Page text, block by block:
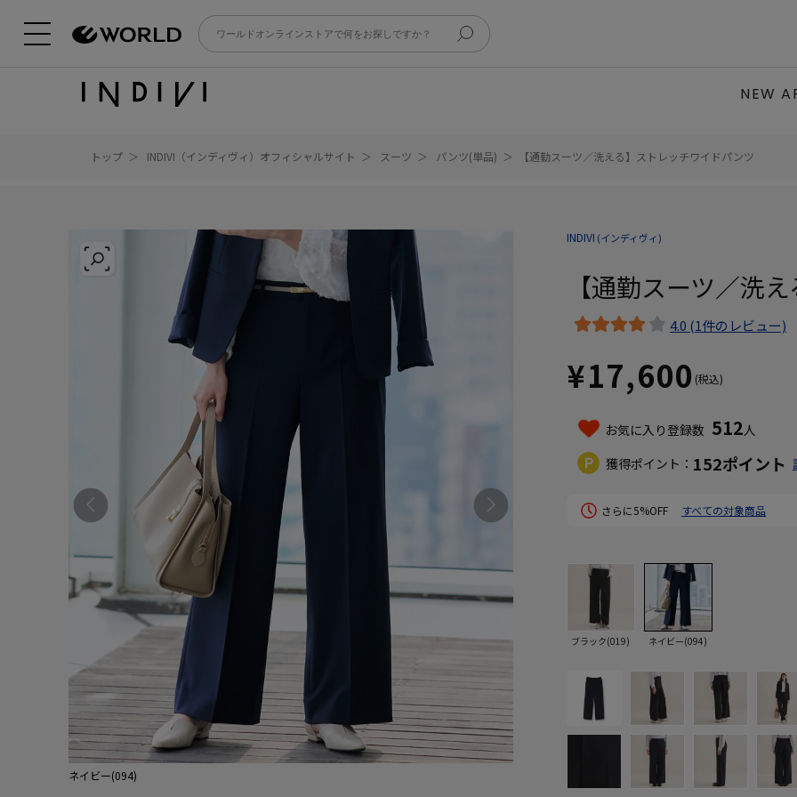
NEW
トップ INDIVI（インディヴィ）オフィシャルサイト スーツ パンツ(単品) 【通勤スーツ／洗える】ストレッチワイドパンツ
ネイビー(094)
INDIVI (インディヴィ)
【通勤スーツ／洗
4.0 (1件のレビュー)
¥17,600 (税込)
お気に入り登録数 512人
獲得ポイント： 152ポイント
さらに5%OFF すべての対象商品
ブラック(019) ネイビー(094)